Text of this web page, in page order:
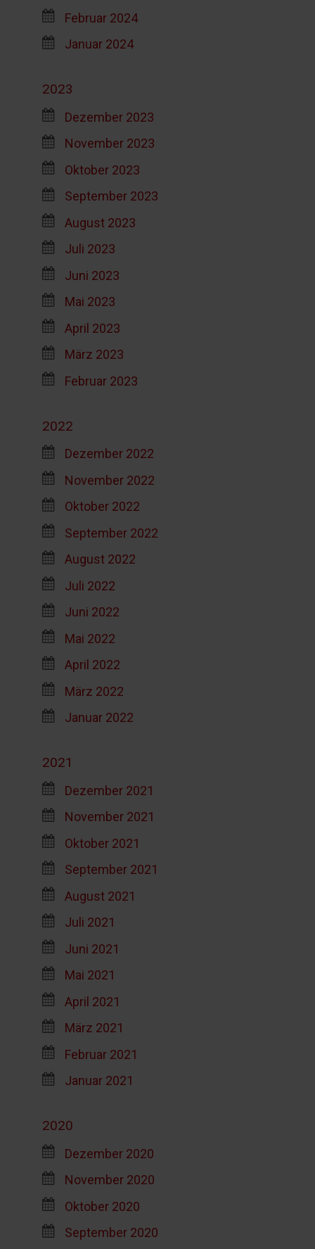
Februar 2024
Januar 2024
2023
Dezember 2023
November 2023
Oktober 2023
September 2023
August 2023
Juli 2023
Juni 2023
Mai 2023
April 2023
März 2023
Februar 2023
2022
Dezember 2022
November 2022
Oktober 2022
September 2022
August 2022
Juli 2022
Juni 2022
Mai 2022
April 2022
März 2022
Januar 2022
2021
Dezember 2021
November 2021
Oktober 2021
September 2021
August 2021
Juli 2021
Juni 2021
Mai 2021
April 2021
März 2021
Februar 2021
Januar 2021
2020
Dezember 2020
November 2020
Oktober 2020
September 2020